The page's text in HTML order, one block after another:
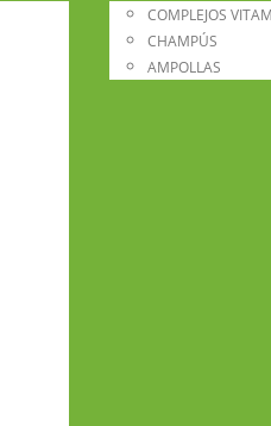
COMPLEJOS
CHAMPÚS
AMPOLLAS